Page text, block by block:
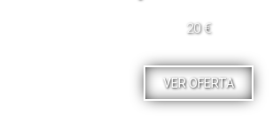
20 €
VER OFERTA